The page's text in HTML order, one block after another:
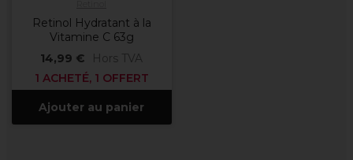
Retinol Hydratant à la
Vitamine C 63g
14,99 €
Hors TVA
1 ACHETÉ, 1 OFFERT
Ajouter au panier